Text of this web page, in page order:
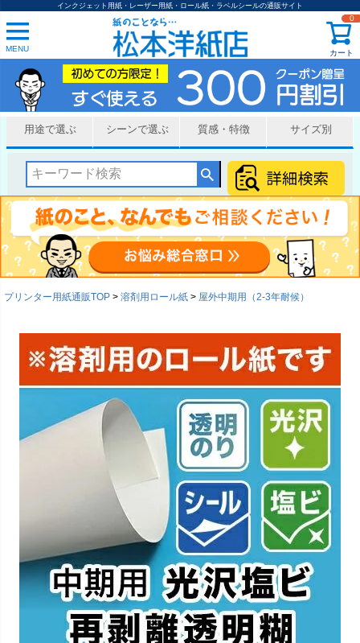
インクジェット用紙・レーザー用紙・ロール紙・ラベルシールの通販サイト
MENU カート
0
用途で選ぶ シーンで選ぶ 質感・特徴 サイズ別
プリンター用紙通販TOP 溶剤用ロール紙 屋外中期用（2-3年耐候）